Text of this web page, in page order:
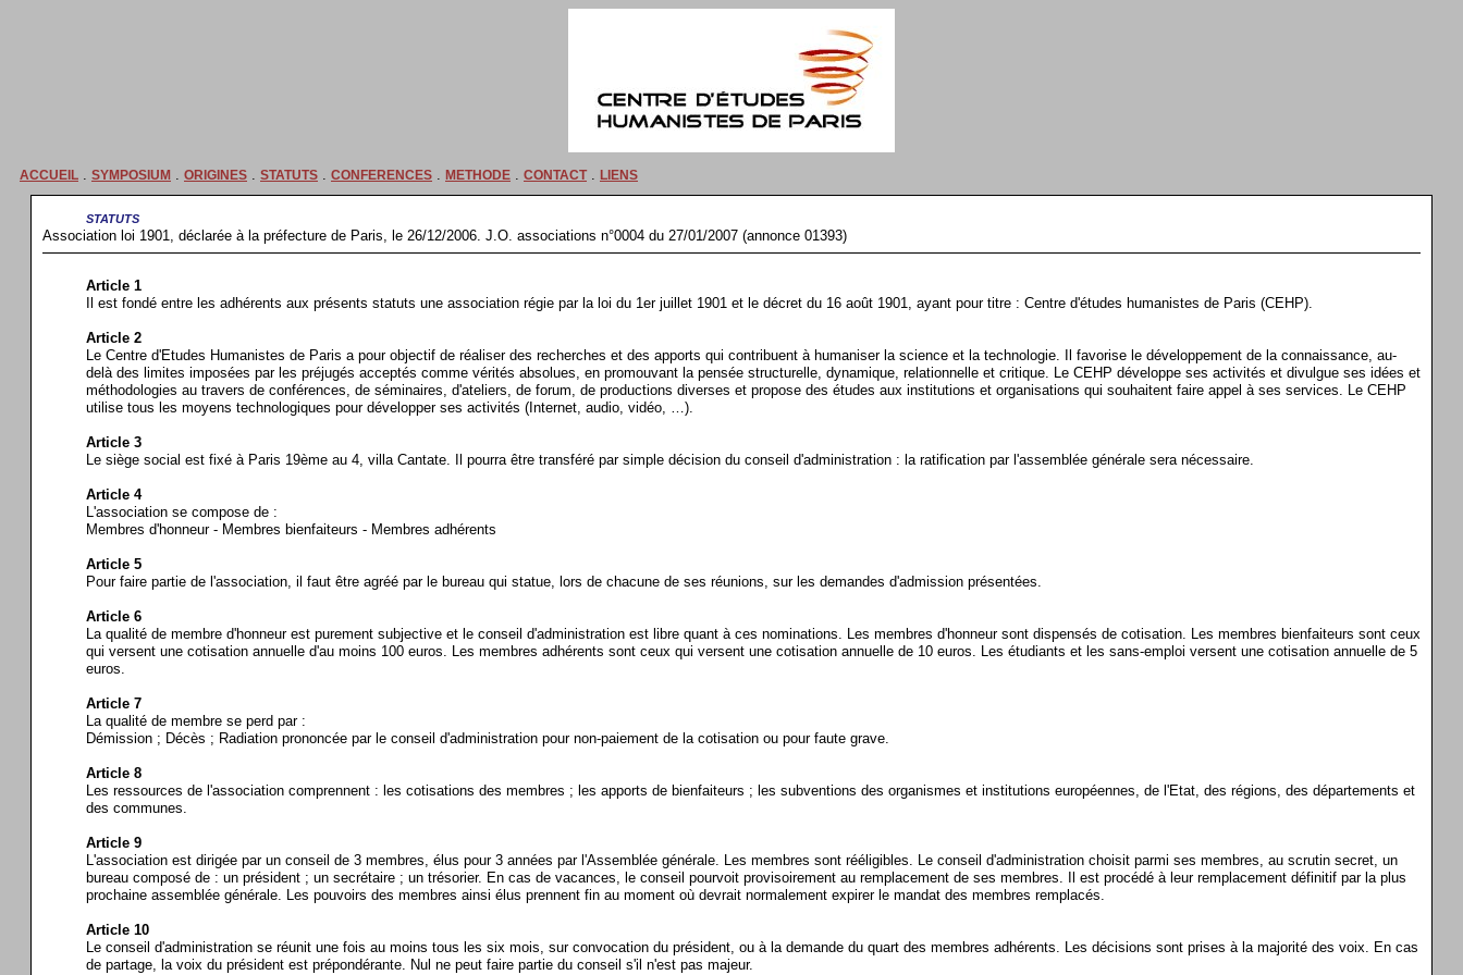
ACCUEIL . SYMPOSIUM . ORIGINES . STATUTS . CONFERENCES . METHODE . CONTACT. LIENS
statuts
Association loi 1901, déclarée à la préfecture de Paris, le 26/12/2006. J.O. associations n°0004 du 27/01/2007 (annonce 01393)
Article 1
Il est fondé entre les adhérents aux présents statuts une association régie par la loi du 1er juillet 1901 et le décret du 16 août 1901, ayant pour titre : Centre d'études humanistes de Paris (CEHP).
Article 2
Le Centre d'Etudes Humanistes de Paris a pour objectif de réaliser des recherches et des apports qui contribuent à humaniser la science et la technologie. Il favorise le développement de la connaissance, au-
delà des limites imposées par les préjugés acceptés comme vérités absolues, en promouvant la pensée structurelle, dynamique, relationnelle et critique. Le CEHP développe ses activités et divulgue ses idées et
méthodologies au travers de conférences, de séminaires, d'ateliers, de forum, de productions diverses et propose des études aux institutions et organisations qui souhaitent faire appel à ses services. Le CEHP
utilise tous les moyens technologiques pour développer ses activités (Internet, audio, vidéo, …).
Article 3
Le siège social est fixé à Paris 19ème au 4, villa Cantate. Il pourra être transféré par simple décision du conseil d'administration : la ratification par l'assemblée générale sera nécessaire.
Article 4
L'association se compose de :
Membres d'honneur - Membres bienfaiteurs - Membres adhérents
Article 5
Pour faire partie de l'association, il faut être agréé par le bureau qui statue, lors de chacune de ses réunions, sur les demandes d'admission présentées.
Article 6
La qualité de membre d'honneur est purement subjective et le conseil d'administration est libre quant à ces nominations. Les membres d'honneur sont dispensés de cotisation. Les membres bienfaiteurs sont ceux
qui versent une cotisation annuelle d'au moins 100 euros. Les membres adhérents sont ceux qui versent une cotisation annuelle de 10 euros. Les étudiants et les sans-emploi versent une cotisation annuelle de 5
euros.
Article 7
La qualité de membre se perd par :
Démission ; Décès ; Radiation prononcée par le conseil d'administration pour non-paiement de la cotisation ou pour faute grave.
Article 8
Les ressources de l'association comprennent : les cotisations des membres ; les apports de bienfaiteurs ; les subventions des organismes et institutions européennes, de l'Etat, des régions, des départements et
des communes.
Article 9
L'association est dirigée par un conseil de 3 membres, élus pour 3 années par l'Assemblée générale. Les membres sont rééligibles. Le conseil d'administration choisit parmi ses membres, au scrutin secret, un
bureau composé de : un président ; un secrétaire ; un trésorier. En cas de vacances, le conseil pourvoit provisoirement au remplacement de ses membres. Il est procédé à leur remplacement définitif par la plus
prochaine assemblée générale. Les pouvoirs des membres ainsi élus prennent fin au moment où devrait normalement expirer le mandat des membres remplacés.
Article 10
Le conseil d'administration se réunit une fois au moins tous les six mois, sur convocation du président, ou à la demande du quart des membres adhérents. Les décisions sont prises à la majorité des voix. En cas
de partage, la voix du président est prépondérante. Nul ne peut faire partie du conseil s'il n'est pas majeur.